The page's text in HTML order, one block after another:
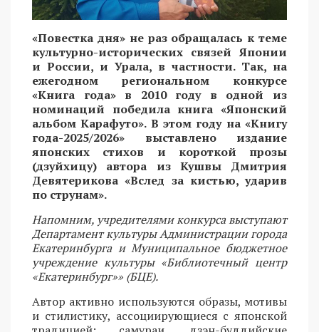
«Повестка дня» не раз обращалась к теме
культурно-исторических связей Японии
и России, и Урала, в частности. Так, на
ежегодном региональном конкурсе
«Книга года» в 2010 году в одной из
номинаций победила книга «Японский
альбом Карафуто». В этом году на «Книгу
года-2025/2026» выставлено издание
японских стихов и короткой прозы
(дзуйхицу) автора из Кушвы Дмитрия
Девятерикова «Вслед за кистью, ударив
по струнам».
Напомним, учредителями конкурса выступают
Департамент культуры Администрации города
Екатеринбурга и Муниципальное бюджетное
учреждение культуры «Библиотечный центр
«Екатеринбург»» (БЦЕ).
Автор активно используются образы, мотивы
и стилистику, ассоциирующиеся с японской